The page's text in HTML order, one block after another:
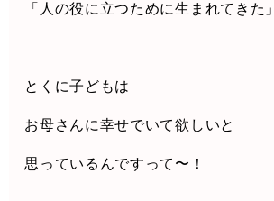
「人の役に立つために生まれてきた」
とくに子どもは
お母さんに幸せでいて欲しいと
思っているんですって〜！